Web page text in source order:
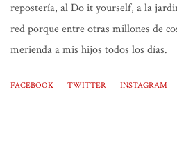
repostería, al Do it yourself, a la
red porque entre otras millones de
merienda a mis hijos todos los días.
FACEBOOK TWITTER INSTAGRAM